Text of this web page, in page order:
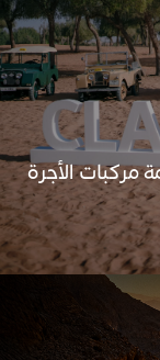
الأجرة